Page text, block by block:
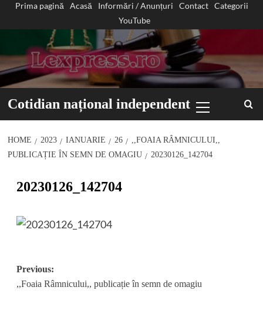
Prima pagină Acasă Informări / Anunțuri Contact
Categorii
YouTube
Cotidian național independent
Menu
HOME 2023 IANUARIE 26
,,FOAIA RÂMNICULUI,,
PUBLICAȚIE ÎN SEMN DE OMAGIU
20230126_142704
20230126_142704
Post
navigation
Previous:
,,Foaia Râmnicului,, publicație în semn de omagiu